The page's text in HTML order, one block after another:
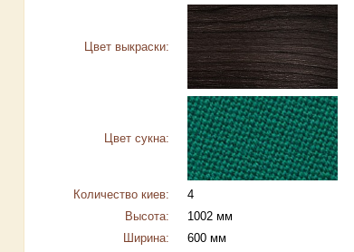
Цвет выкраски:
Цвет сукна:
Количество киев:
4
Высота:
1002 мм
Ширина:
600 мм